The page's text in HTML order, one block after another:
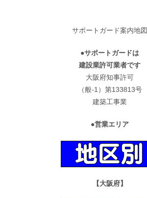
サポートガード案内地図
●サポートガードは
建設業許可業者です
大阪府知事許可
（般-1）第133813号
建築工事業
●営業エリア
【大阪府】